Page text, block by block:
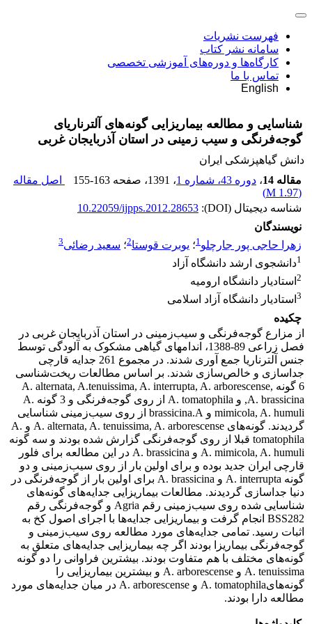
فهرست نشریات
سامانه نشر کتاب
کارگاه‌ها و دوره‌های آموزشی تخصصی
تماس با ما
English
شناسایی و مطالعه بیماریزایی گونه‌های آلترناریای
گوجه‌فرنگی و سیب زمینی در استان آذربایجان غربی
دانش گیاهپزشکی ایران
مقاله 14
، دوره 43، شماره 1 ، 1391 ، صفحه 155-163
اصل مقاله
(
1.97 M
)
شناسه دیجیتال (DOI):
10.22059/ijpps.2012.28653
نویسندگان
زهرا حاجی پور جارچلو1؛ یوبرت قوستا2؛ سعید رضائی3
1دانشجوی ارشد دانشگاه آزاد
2 استادیار دانشگاه ارومیه
3 استادیار دانشگاه آزاد اسلامی
چکیده
از مزارع گوجه‌فرنگی و سیب‌زمینی در استان آذربایجان غربی در
فصل زراعی 89-1388، اندامهای گیاهی مشکوک به آلودگی توسط
جنس آلترناریا جمع آوری شدند. در مجموع 261 جدایه قارچی
جداسازی و خالص‌سازی شدند. بر اساس مطالعات ریخت‌شناسی
6 گونه A. alternata, A.tenuissima, A. interrupta, A. arborescense,
A. brassicina, و A. tomatophila از روی گوجه‌فرنگی و 3 گونه A.
mimicola, A. humuli و brassicina.A از روی سیب‌زمینی شناسایی
گردیدند. گونه‌های A. alternata, A. tenuissima, A. arborescense و A.
tomatophila قبلا از روی گوجه‌فرنگی گزارش شده بودند و سه گونه
A. mimicola, A. humuli و A. brassicina در این مطالعه برای فلور
قارچی ایران جدید بوده و برای اولین بار از روی سیب‌زمینی و دو
گونه A. interrupta و A. brassicina برای اولین بار از گوجه‌فرنگی در
دنیا جداسازی گردیدند. مطالعات بیماریزایی جدایه‌های گونه‌های
شناسایی شده روی سیب‌زمینی رقم Agria و گوجه‌فرنگی رقم
BSS282 انجام گرفت و بیماریزایی جدایه‌ها با اجرای اصول کخ به
اثبات رسید. تمامی جدایه‌های مورد مطالعه روی سیب‌زمینی و
گوجه‌فرنگی بیماریزا بودند اگر چه بیماریزایی جدایه‌های متعلق به
گونه‌های مختلف با هم متفاوت بودند. بیشترین فراوانی را دو گونه
A. tenuissima و A. arborescense و بیشترین بیماریزایی را
گونه‌هایA. tomatophila و A. arborescense در میان جدایه‌های مورد
مطالعه دارا بودند.